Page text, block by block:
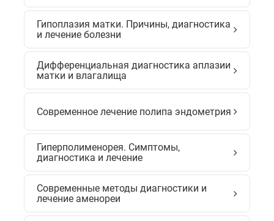
Гипоплазия матки. Причины, диагностика
и лечение болезни
Дифференциальная диагностика аплазии
матки и влагалища
Современное лечение полипа эндометрия
Гиперполименорея. Симптомы,
диагностика и лечение
Современные методы диагностики и
лечение аменореи